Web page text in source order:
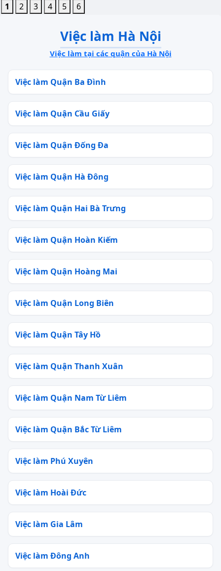
1 2 3 4 5 6
Việc làm Hà Nội
Việc làm tại các quận của Hà Nội
Việc làm Quận Ba Đình
Việc làm Quận Cầu Giấy
Việc làm Quận Đống Đa
Việc làm Quận Hà Đông
Việc làm Quận Hai Bà Trưng
Việc làm Quận Hoàn Kiếm
Việc làm Quận Hoàng Mai
Việc làm Quận Long Biên
Việc làm Quận Tây Hồ
Việc làm Quận Thanh Xuân
Việc làm Quận Nam Từ Liêm
Việc làm Quận Bắc Từ Liêm
Việc làm Phú Xuyên
Việc làm Hoài Đức
Việc làm Gia Lâm
Việc làm Đông Anh